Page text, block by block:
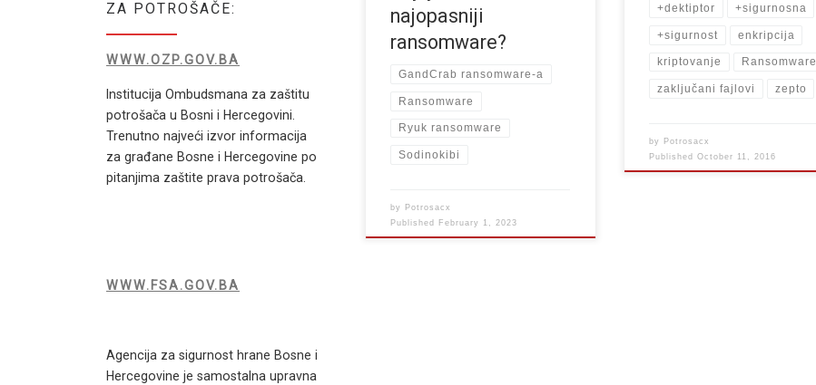
najopasniji
ransomware?
GandCrab ransomware-a
Ransomware
Ryuk ransomware
Sodinokibi
by Potrosacx
Published February 1, 2023
+dektiptor +sigurnosna
+sigurnost enkripcija
kriptovanje Ransomware
zaključani fajlovi zepto
by Potrosacx
PublishedOctober 11, 2016
ZA POTROŠAČE:
WWW.OZP.GOV.BA
Institucija Ombudsmana za zaštitu
potrošača u Bosni i Hercegovini.
Trenutno najveći izvor informacija
za građane Bosne i Hercegovine po
pitanjima zaštite prava potrošača.
WWW.FSA.GOV.BA
Agencija za sigurnost hrane Bosne i
Hercegovine je samostalna upravna